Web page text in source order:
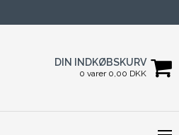
DIN INDKØBSKURV
0 varer 0,00 DKK